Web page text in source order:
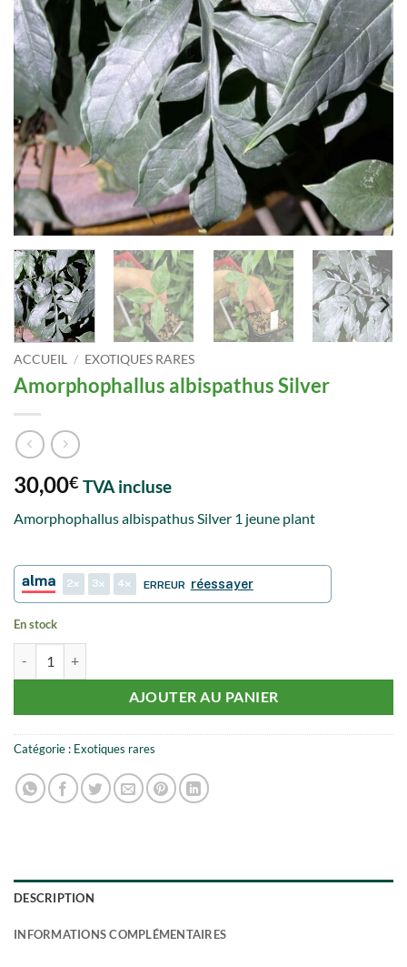
ACCUEIL / EXOTIQUES RARES
Amorphophallus albispathus Silver
30,00€ TVA incluse
Amorphophallus albispathus Silver 1 jeune plant
2 3 4 ERREUR réessayer
En stock
AJOUTER AU PANIER
Catégorie : Exotiques rares
DESCRIPTION
INFORMATIONS COMPLÉMENTAIRES